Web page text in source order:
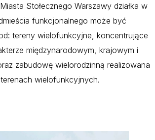
Stołecznego Warszawy działka w
funkcjonalnego może być
tereny wielofunkcyjne, koncentrujące
międzynarodowym, krajowym i
zabudowę wielorodzinną realizowana
wielofunkcyjnych.